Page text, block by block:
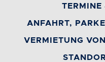
TERMINE
ANFAHRT,
VERMIETUNG